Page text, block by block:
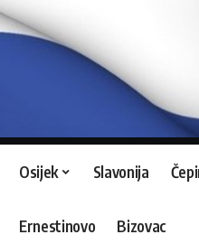
Osijek Slavonija
Ernestinovo Bizovac